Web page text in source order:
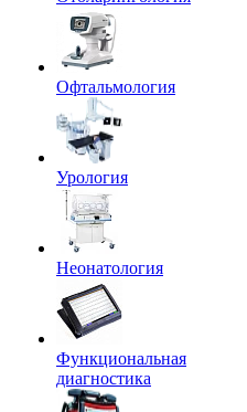
Офтальмология
Урология
Неонатология
Функциональная
диагностика